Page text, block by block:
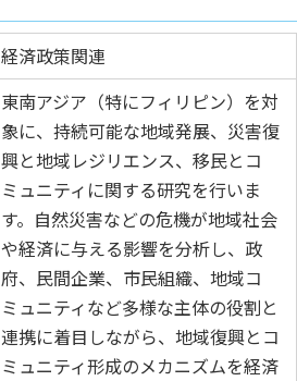
経済政策関連
東南アジア（特にフィリピン）を対
象に、持続可能な地域発展、災害復
興と地域レジリエンス、移民とコ
ミュニティに関する研究を行いま
す。自然災害などの危機が地域社会
や経済に与える影響を分析し、政
府、民間企業、市民組織、地域コ
ミュニティなど多様な主体の役割と
連携に着目しながら、地域復興とコ
ミュニティ形成のメカニズムを経済